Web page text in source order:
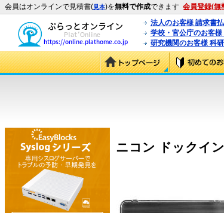
会員はオンラインで見積書(見本)を無料で作成できます 会員登録(無
法人のお客様 請求書
学校・官公庁のお客
研究機関のお客様 科
ニコン ドックイ